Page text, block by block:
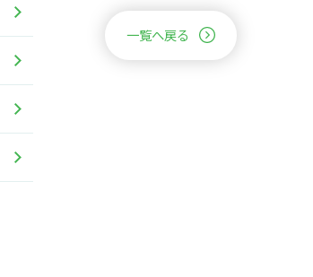
一覧へ戻る